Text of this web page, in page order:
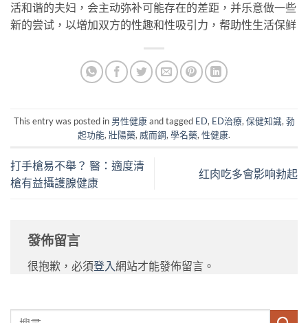
活和谐的夫妇，会主动弥补可能存在的差距，并乐意做一些
新的尝试，以增加双方的性趣和性吸引力，帮助性生活保鲜
This entry was posted in 男性健康and tagged ED, ED治療, 保健知識, 勃
起功能, 壯陽藥, 威而鋼, 學名藥, 性健康.
打手槍易不舉？ 醫：適度清
槍有益攝護腺健康
红肉吃多會影响勃起
發佈留言
很抱歉，必須登入網站才能發佈留言。